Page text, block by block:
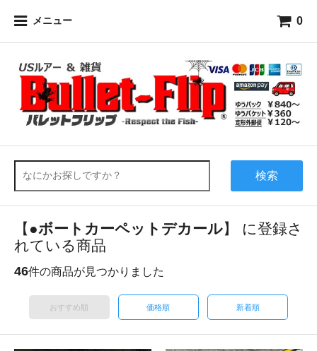
メニュー 0
検索
【●ボートカーペットデカール】 に登録さ
れている商品
46件の商品が見つかりました
おすすめ順 価格順 新着順